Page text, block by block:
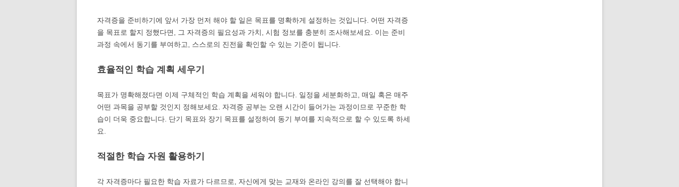
자격증을 준비하기에 앞서 가장 먼저 해야 할 일은 목표를 명확하게 설정하는 것입니다. 어떤 자격증
을 목표로 할지 정했다면, 그 자격증의 필요성과 가치, 시험 정보를 충분히 조사해보세요. 이는 준비
과정 속에서 동기를 부여하고, 스스로의 진전을 확인할 수 있는 기준이 됩니다.
효율적인 학습 계획 세우기
목표가 명확해졌다면 이제 구체적인 학습 계획을 세워야 합니다. 일정을 세분화하고, 매일 혹은 매주
어떤 과목을 공부할 것인지 정해보세요. 자격증 공부는 오랜 시간이 들어가는 과정이므로 꾸준한 학
습이 더욱 중요합니다. 단기 목표와 장기 목표를 설정하여 동기 부여를 지속적으로 할 수 있도록 하세
요.
적절한 학습 자원 활용하기
각 자격증마다 필요한 학습 자료가 다르므로, 자신에게 맞는 교재와 온라인 강의를 잘 선택해야 합니